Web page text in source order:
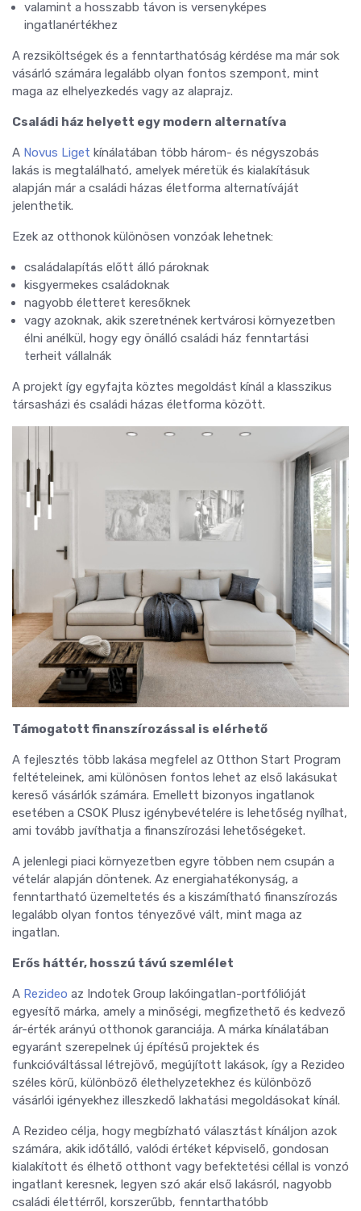
valamint a hosszabb távon is versenyképes
ingatlanértékhez
A rezsiköltségek és a fenntarthatóság kérdése ma már sok
vásárló számára legalább olyan fontos szempont, mint
maga az elhelyezkedés vagy az alaprajz.
Családi ház helyett egy modern alternatíva
A Novus Liget kínálatában több három- és négyszobás
lakás is megtalálható, amelyek méretük és kialakításuk
alapján már a családi házas életforma alternatíváját
jelenthetik.
Ezek az otthonok különösen vonzóak lehetnek:
családalapítás előtt álló pároknak
kisgyermekes családoknak
nagyobb életteret keresőknek
vagy azoknak, akik szeretnének kertvárosi környezetben
élni anélkül, hogy egy önálló családi ház fenntartási
terheit vállalnák
A projekt így egyfajta köztes megoldást kínál a klasszikus
társasházi és családi házas életforma között.
Támogatott finanszírozással is elérhető
A fejlesztés több lakása megfelel az Otthon Start Program
feltételeinek, ami különösen fontos lehet az első lakásukat
kereső vásárlók számára. Emellett bizonyos ingatlanok
esetében a CSOK Plusz igénybevételére is lehetőség nyílhat,
ami tovább javíthatja a finanszírozási lehetőségeket.
A jelenlegi piaci környezetben egyre többen nem csupán a
vételár alapján döntenek. Az energiahatékonyság, a
fenntartható üzemeltetés és a kiszámítható finanszírozás
legalább olyan fontos tényezővé vált, mint maga az
ingatlan.
Erős háttér, hosszú távú szemlélet
A Rezideo az Indotek Group lakóingatlan-portfólióját
egyesítő márka, amely a minőségi, megfizethető és kedvező
ár-érték arányú otthonok garanciája. A márka kínálatában
egyaránt szerepelnek új építésű projektek és
funkcióváltással létrejövő, megújított lakások, így a Rezideo
széles körű, különböző élethelyzetekhez és különböző
vásárlói igényekhez illeszkedő lakhatási megoldásokat kínál.
A Rezideo célja, hogy megbízható választást kínáljon azok
számára, akik időtálló, valódi értéket képviselő, gondosan
kialakított és élhető otthont vagy befektetési céllal is vonzó
ingatlant keresnek, legyen szó akár első lakásról, nagyobb
családi élettérről, korszerűbb, fenntarthatóbb